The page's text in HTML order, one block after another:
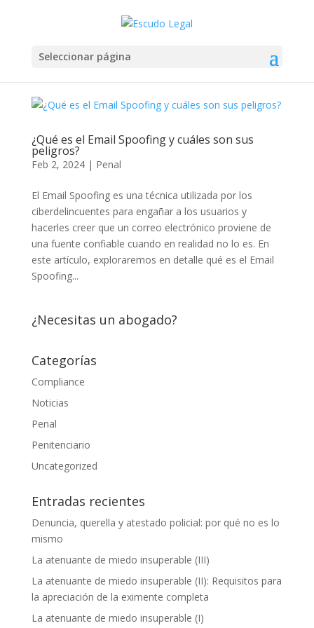
Seleccionar página
¿Qué es el Email Spoofing y cuáles son sus
peligros?
Feb 2, 2024| Penal
El Email Spoofing es una técnica utilizada por los
ciberdelincuentes para engañar a los usuarios y
hacerles creer que un correo electrónico proviene de
una fuente confiable cuando en realidad no lo es. En
este artículo, exploraremos en detalle qué es el Email
Spoofing...
¿Necesitas un abogado?
Categorías
Compliance
Noticias
Penal
Penitenciario
Uncategorized
Entradas recientes
Denuncia, querella y atestado policial: por qué no es lo
mismo
La atenuante de miedo insuperable (III)
La atenuante de miedo insuperable (II): Requisitos para
la apreciación de la eximente completa
La atenuante de miedo insuperable (I)
Estas
cookies no
Son
necesarias
funcione la
web.
Estadísticas
Para que